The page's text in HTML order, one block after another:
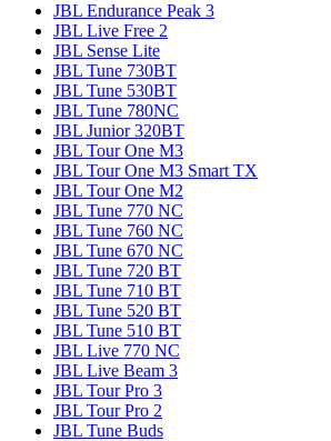
JBL Endurance Peak 3
JBL Live Free 2
JBL Sense Lite
JBL Tune 730BT
JBL Tune 530BT
JBL Tune 780NC
JBL Junior 320BT
JBL Tour One M3
JBL Tour One M3 Smart TX
JBL Tour One M2
JBL Tune 770 NC
JBL Tune 760 NC
JBL Tune 670 NC
JBL Tune 720 BT
JBL Tune 710 BT
JBL Tune 520 BT
JBL Tune 510 BT
JBL Live 770 NC
JBL Live Beam 3
JBL Tour Pro 3
JBL Tour Pro 2
JBL Tune Buds